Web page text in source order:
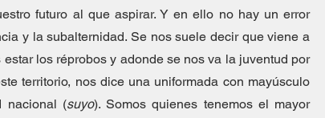
futuro al que aspirar. Y en ello no hay un error
y la subalternidad. Se nos suele decir que viene a
los réprobos y adonde se nos va la juventud por
territorio, nos dice una uniformada con mayúsculo
nacional (suyo). Somos quienes tenemos el mayor